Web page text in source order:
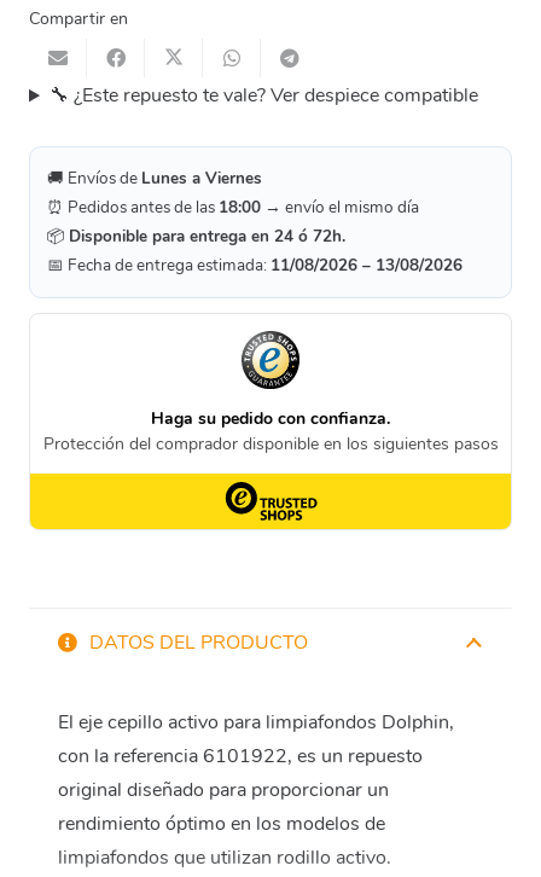
Compartir en
🔧 ¿Este repuesto te vale? Ver despiece compatible
🚚 Envíos de Lunes a Viernes
⏰ Pedidos antes de las 18:00 → envío el mismo día
📦 Disponible para entrega en 24 ó 72h.
📅 Fecha de entrega estimada: 11/08/2026 – 13/08/2026
DATOS DEL PRODUCTO
El eje cepillo activo para limpiafondos Dolphin,
con la referencia 6101922, es un repuesto
original diseñado para proporcionar un
rendimiento óptimo en los modelos de
limpiafondos que utilizan rodillo activo.